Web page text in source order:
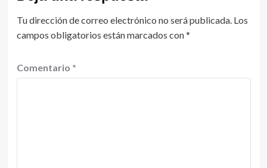
Tu dirección de correo electrónico no será publicada. Los
campos obligatorios están marcados con*
Comentario *